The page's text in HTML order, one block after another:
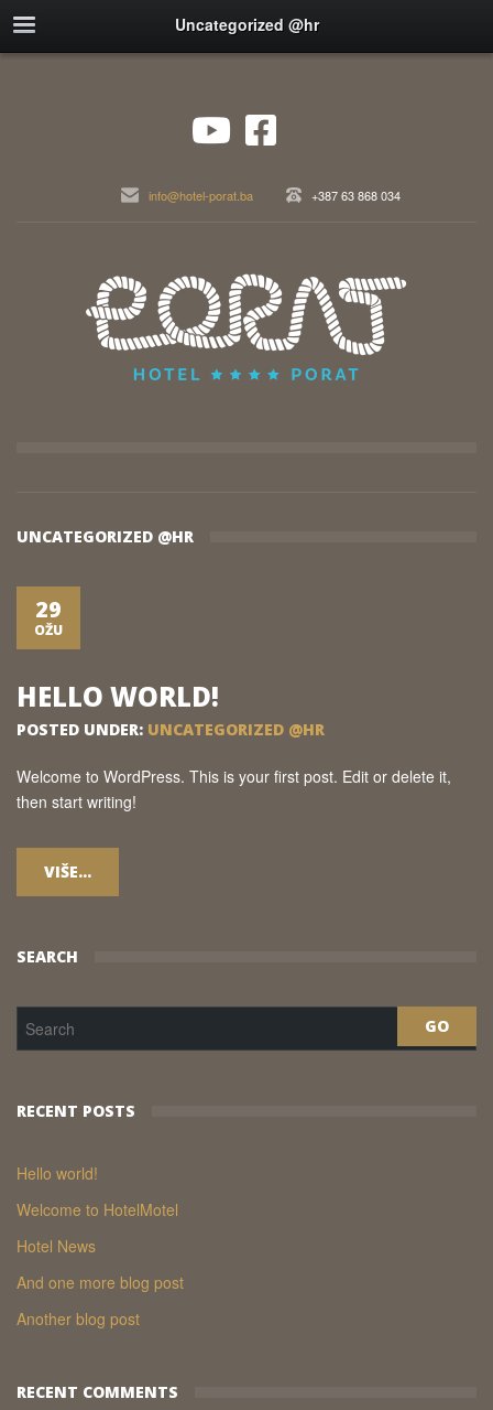
Uncategorized @hr
info@hotel-porat.ba +387 63 868 034
UNCATEGORIZED @HR
29
OŽU
HELLO WORLD!
POSTED UNDER: UNCATEGORIZED @HR
Welcome to WordPress. This is your first post. Edit or delete it,
then start writing!
VIŠE...
SEARCH
RECENT POSTS
Hello world!
Welcome to HotelMotel
Hotel News
And one more blog post
Another blog post
RECENT COMMENTS